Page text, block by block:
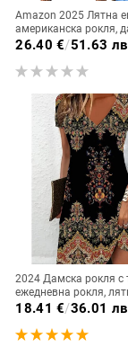
Amazon 2025 Лятна
американска рокля,
рокля без ръкави, V-
деколте, цип на
дълга пола от едно
26.40 €/51.63 лв
2024 Дамска рокля с
ежедневна рокля,
рокля с флорален
18.41 €/36.01 лв